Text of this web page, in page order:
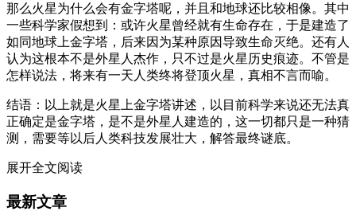
那么火星为什么会有金字塔呢，并且和地球还比较相像。其中
一些科学家假想到：或许火星曾经就有生命存在，于是建造了
如同地球上金字塔，后来因为某种原因导致生命灭绝。还有人
认为这根本不是外星人杰作，只不过是火星历史痕迹。不管是
怎样说法，将来有一天人类终将登顶火星，真相不言而喻。
结语：以上就是火星上金字塔讲述，以目前科学来说还无法真
正确定是金字塔，是不是外星人建造的，这一切都只是一种猜
测，需要等以后人类科技发展壮大，解答最终谜底。
展开全文阅读
最新文章